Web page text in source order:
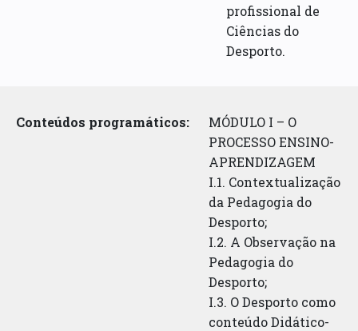
profissional de
Ciências do
Desporto.
Conteúdos programáticos:
MÓDULO I – O
PROCESSO ENSINO-
APRENDIZAGEM
I.1. Contextualização
da Pedagogia do
Desporto;
I.2. A Observação na
Pedagogia do
Desporto;
I.3. O Desporto como
conteúdo Didático-